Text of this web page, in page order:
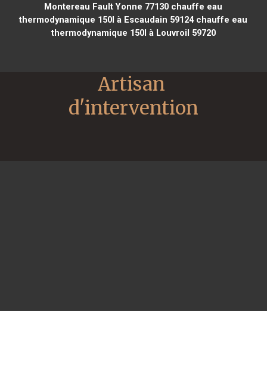
Montereau Fault Yonne 77130 chauffe eau
thermodynamique 150l à Escaudain 59124chauffe eau
thermodynamique 150l à Louvroil 59720
Artisan
d'intervention